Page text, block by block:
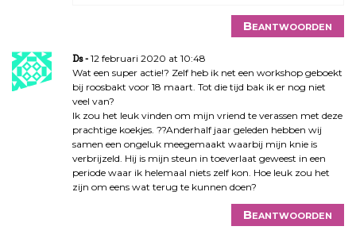
Beantwoorden
Ds
12 februari 2020 at 10:48
Wat een super actie!? Zelf heb ik net een workshop geboekt
bij roosbakt voor 18 maart. Tot die tijd bak ik er nog niet
veel van?
Ik zou het leuk vinden om mijn vriend te verassen met deze
prachtige koekjes. ??Anderhalf jaar geleden hebben wij
samen een ongeluk meegemaakt waarbij mijn knie is
verbrijzeld. Hij is mijn steun in toeverlaat geweest in een
periode waar ik helemaal niets zelf kon. Hoe leuk zou het
zijn om eens wat terug te kunnen doen?
Beantwoorden